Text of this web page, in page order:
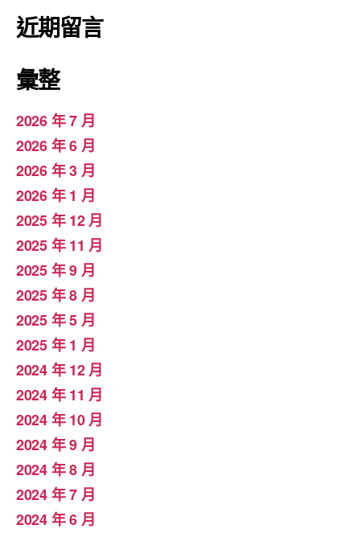
近期留言
彙整
2026 年 7 月
2026 年 6 月
2026 年 3 月
2026 年 1 月
2025 年 12 月
2025 年 11 月
2025 年 9 月
2025 年 8 月
2025 年 5 月
2025 年 1 月
2024 年 12 月
2024 年 11 月
2024 年 10 月
2024 年 9 月
2024 年 8 月
2024 年 7 月
2024 年 6 月